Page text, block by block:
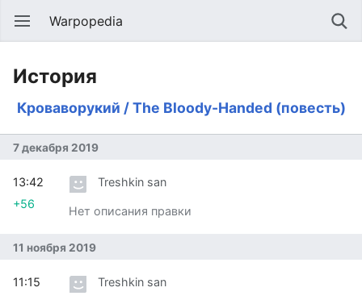
Warpopedia
История
Кроваворукий / The Bloody-Handed (повесть)
7 декабря 2019
Treshkin san
Нет описания правки
13:42
+56
11 ноября 2019
Treshkin san
11:15